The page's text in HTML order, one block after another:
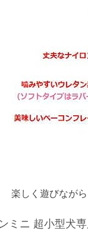
楽しく遊びなが
ミニ 超小型犬専